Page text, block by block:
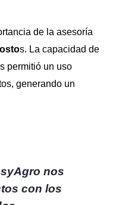
de la asesoría
s. La capacidad de
permitió un uso
generando un
nos
con los